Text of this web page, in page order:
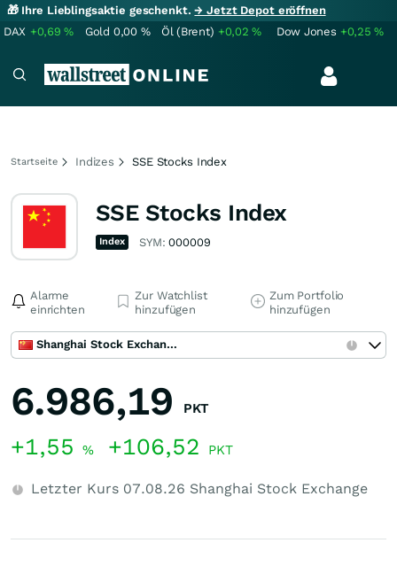
🎁 Ihre Lieblingsaktie geschenkt.→ Jetzt Depot eröffnen
DAX +0,69% Gold 0,00 % Öl (Brent) +0,02% Dow Jones +0,25%
Startseite Indizes SSE Stocks Index
SSE Stocks Index
Index SYM:000009
Alarme
einrichten
Zur Watchlist
hinzufügen
Zum Portfolio
hinzufügen
Shanghai Stock Exchange
6.986,19 PKT
+1,55 % +106,52 PKT
Letzter Kurs 07.08.26 Shanghai Stock Exchange